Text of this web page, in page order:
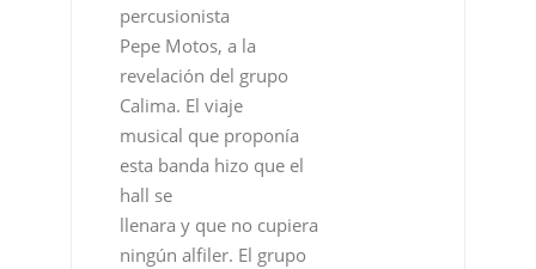
percusionista
Pepe Motos, a la
revelación del grupo
Calima. El viaje
musical que proponía
esta banda hizo que el
hall se
llenara y que no cupiera
ningún alfiler. El grupo